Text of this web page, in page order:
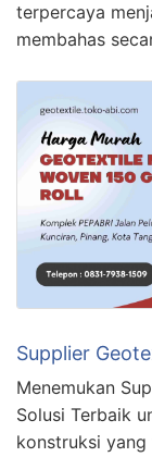
terpercaya
membahas
Supplier
Menemukan
Solusi Terbaik
konstruksi